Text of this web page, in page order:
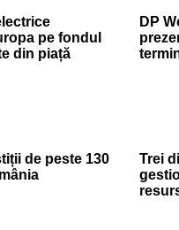
pe fondul
din piață
DP
de peste 130
Trei